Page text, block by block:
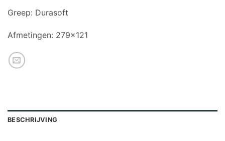
Greep: Durasoft
Afmetingen: 279×121
BESCHRIJVING